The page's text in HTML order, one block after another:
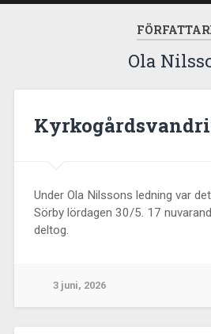
Ola
Under Ola Nilssons ledning var
Sörby lördagen 30/5. 17
deltog.
3 juni, 2026